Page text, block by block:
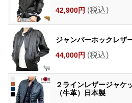
42,900円 (税込)
ジャンパーホックレザ
44,000円 (税込)
２ラインレザージャケ
（牛革）日本製